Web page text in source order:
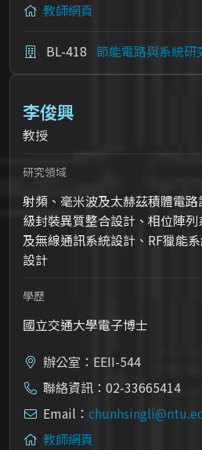
教師網頁
BL-418 節能電路與系統研
李俊興
教授
研究領域
射頻、毫米波及太赫茲積體電
級封裝異質整合設計、相位陣
及無線通訊系統設計、RF獵能
設計
學歷
國立交通大學電子博士
辦公室：EEII-544
聯絡資訊：02-33665414
Email：
教師網頁